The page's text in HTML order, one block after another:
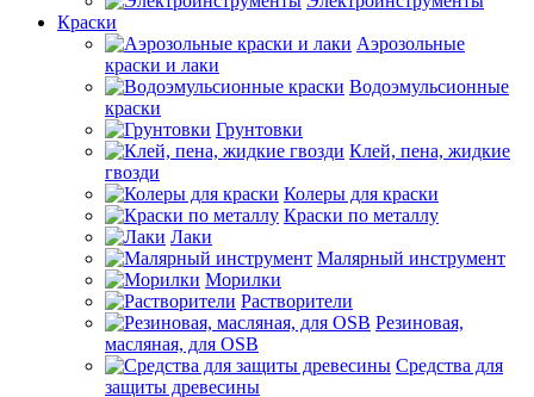
Краски
Аэрозольные
краски и лаки
Водоэмульсионные
краски
Грунтовки
Клей, пена, жидкие
гвозди
Колеры для краски
Краски по металлу
Лаки
Малярный инструмент
Морилки
Растворители
Резиновая,
масляная, для OSB
Средства для
защиты древесины